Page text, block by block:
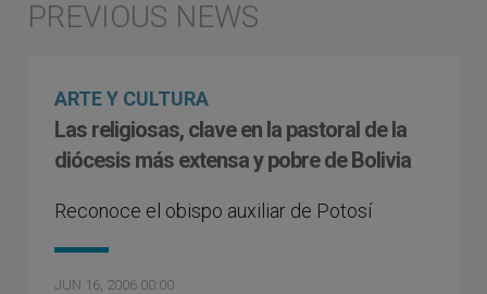
ARTE Y CULTURA
Las religiosas, clave en la pastoral de la
diócesis más extensa y pobre de Bolivia
Reconoce el obispo auxiliar de Potosí
JUN 16, 2006 00:00